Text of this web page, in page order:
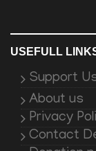
USEFULL
Support
About us
Privacy
Contact